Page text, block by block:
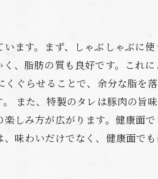
ます。まず、しゃぶしゃぶに
、脂肪の質も良好です。これ
ぐらせることで、余分な脂を
また、特製のタレは豚肉の旨
しみ方が広がります。健康面
味わいだけでなく、健康面でも